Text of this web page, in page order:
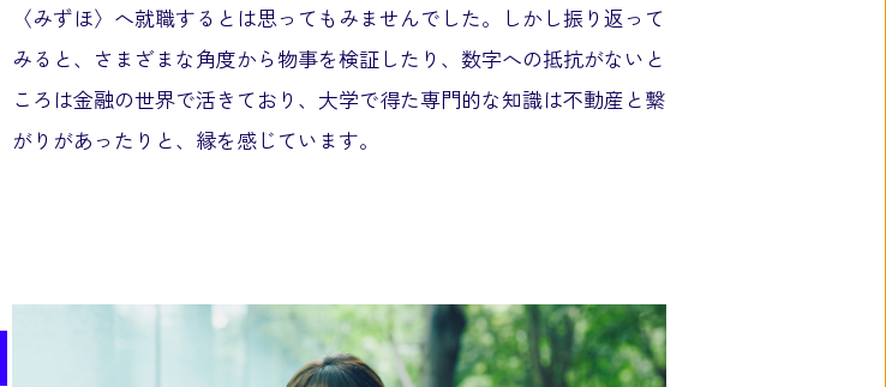
〈みずほ〉へ就職するとは思ってもみませんでした。しかし振り返って
みると、さまざまな角度から物事を検証したり、数字への抵抗がないと
ころは金融の世界で活きており、大学で得た専門的な知識は不動産と繋
がりがあったりと、縁を感じています。